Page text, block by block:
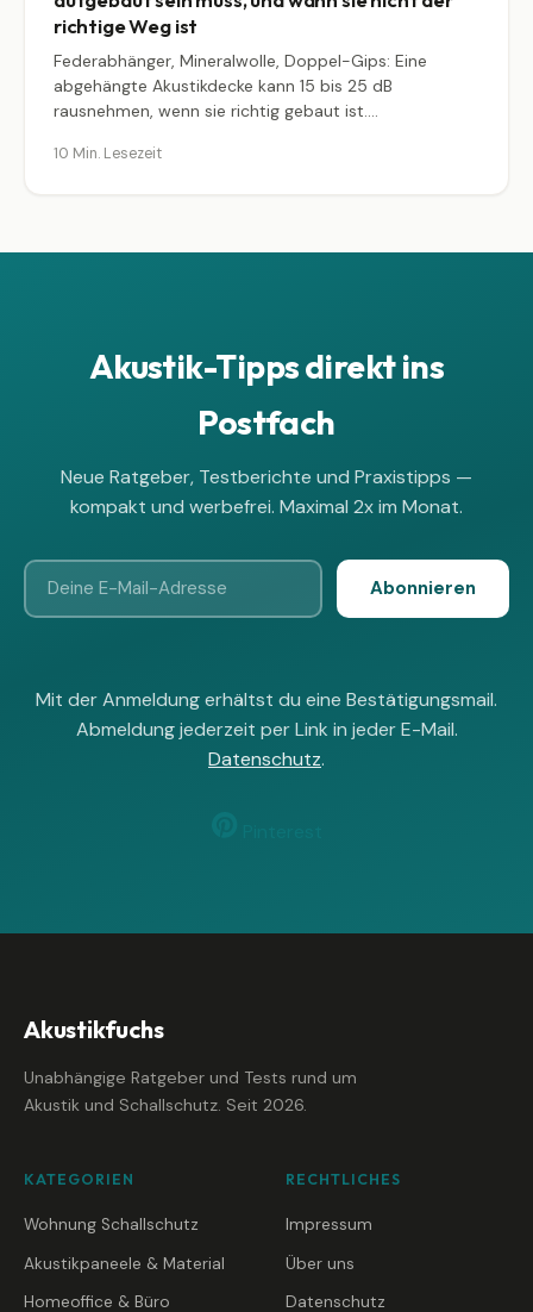
richtige Weg ist
Federabhänger, Mineralwolle, Doppel-Gips: Eine
abgehängte Akustikdecke kann 15 bis 25 dB
rausnehmen, wenn sie richtig gebaut ist.
Werten und Kostenrahmen.
10 Min. Lesezeit
Akustik-Tipps direkt ins
Postfach
Neue Ratgeber, Testberichte und Praxistipps —
kompakt und werbefrei. Maximal 2x im Monat.
Abonnieren
Mit der Anmeldung erhältst du eine Bestätigungsmail.
Abmeldung jederzeit per Link in jeder E-Mail.
Datenschutz.
Akustikfuchs
Unabhängige Ratgeber und Tests rund um
Akustik und Schallschutz. Seit 2026.
KATEGORIEN
Wohnung Schallschutz
Akustikpaneele & Material
Homeoffice & Büro
RECHTLICHES
Impressum
Über uns
Datenschutz